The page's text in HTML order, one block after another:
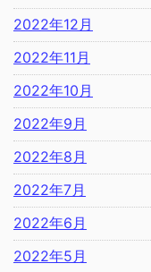
2022年12月
2022年11月
2022年10月
2022年9月
2022年8月
2022年7月
2022年6月
2022年5月